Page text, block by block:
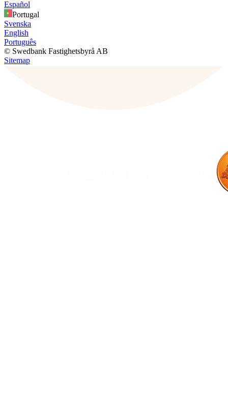
Español
Portugal
Svenska
English
Português
© Swedbank Fastighetsbyrå AB
Sitemap